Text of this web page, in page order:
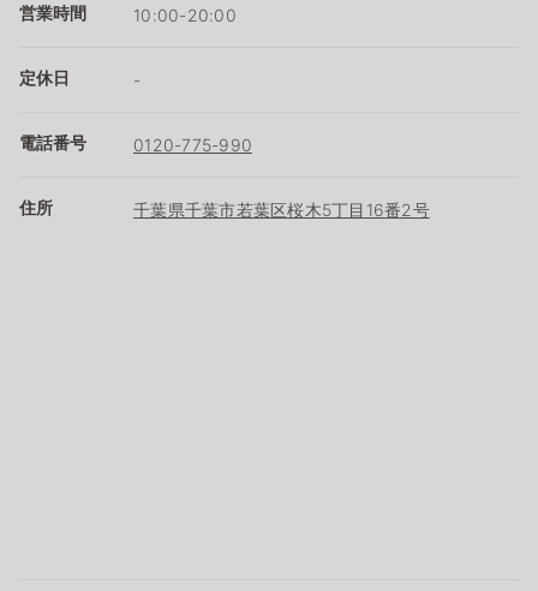
営業時間 10:00-20:00
定休日 -
電話番号 0120-775-990
住所 千葉県千葉市若葉区桜木5丁目16番2号